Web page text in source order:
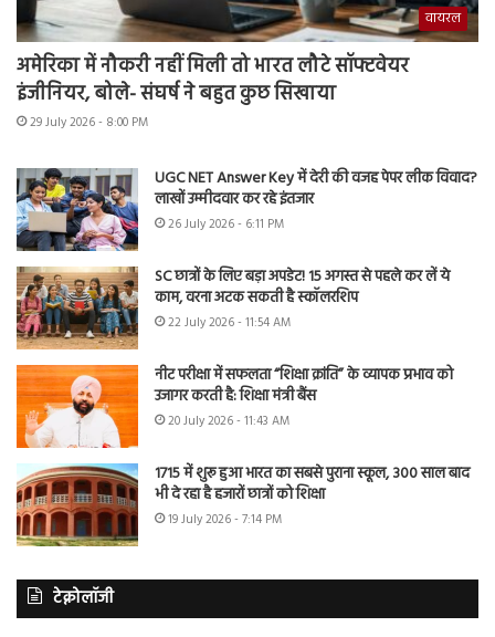
वायरल
अमेरिका में नौकरी नहीं मिली तो भारत लौटे सॉफ्टवेयर
इंजीनियर, बोले- संघर्ष ने बहुत कुछ सिखाया
29 July 2026 - 8:00 PM
UGC NET Answer Key में देरी की वजह पेपर लीक विवाद?
लाखों उम्मीदवार कर रहे इंतजार
26 July 2026 - 6:11 PM
SC छात्रों के लिए बड़ा अपडेट! 15 अगस्त से पहले कर लें ये
काम, वरना अटक सकती है स्कॉलरशिप
22 July 2026 - 11:54 AM
नीट परीक्षा में सफलता “शिक्षा क्रांति” के व्यापक प्रभाव को
उजागर करती है: शिक्षा मंत्री बैंस
20 July 2026 - 11:43 AM
1715 में शुरू हुआ भारत का सबसे पुराना स्कूल, 300 साल बाद
भी दे रहा है हजारों छात्रों को शिक्षा
19 July 2026 - 7:14 PM
टेक्नोलॉजी